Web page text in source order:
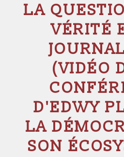
LA
VÉRITÉ
(VIDÉO
D'EDWY
LA
SON